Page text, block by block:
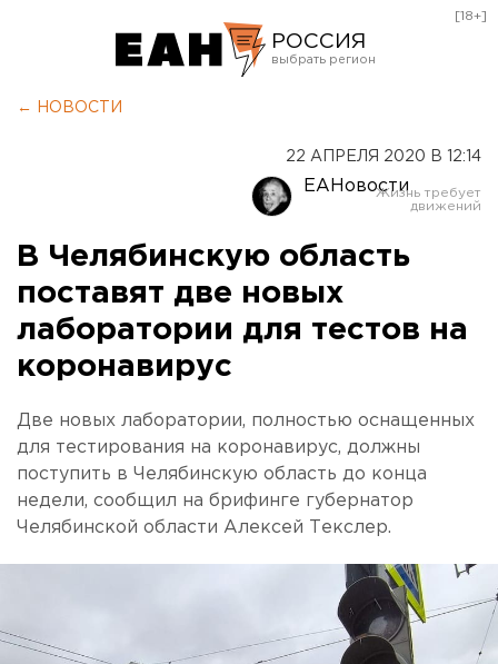
РОССИЯ
Оренбург
[18+]
← НОВОСТИ
22 АПРЕЛЯ 2020 В 12:14
ЕАНовости
В Челябинскую область
поставят две новых
лаборатории для тестов на
коронавирус
Две новых лаборатории, полностью оснащенных
для тестирования на коронавирус, должны
поступить в Челябинскую область до конца
недели, сообщил на брифинге губернатор
Челябинской области Алексей Текслер.